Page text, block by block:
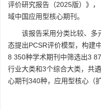
评价研究报告（2025版）》
域中国应用型核心期刊。
该报告采用分类比较、多
态提出PCSR评价模型，构建
8 350种学术期刊中筛选出3
行业大类和3个综合大类，共
心期刊340种，应用型核心（